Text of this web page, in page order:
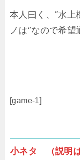
本人曰く、”水
ノは”なので希望
[game-1]
小ネタ （説明